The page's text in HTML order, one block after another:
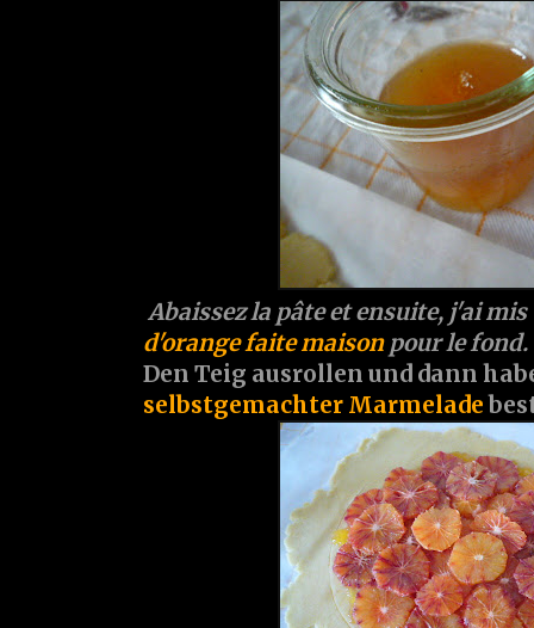
Abaissez la pâte et ensuite, j'ai mis
d'orange faite maison pour le fond.
Den Teig ausrollen und dann
selbstgemachter Marmelade